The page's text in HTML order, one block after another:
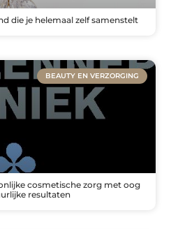
die je helemaal zelf samenstelt
BEAUTY EN VERZORGING
cosmetische zorg met oog
resultaten